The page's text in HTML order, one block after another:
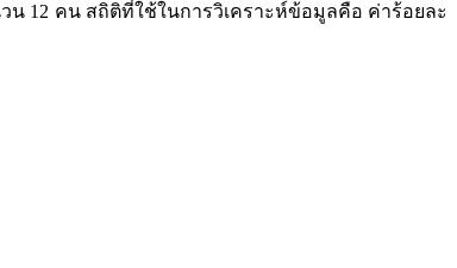
น 12 คน สถิติที่ใช้ในการวิเคราะห์ข้อมูลคือ ค่าร้อยละ